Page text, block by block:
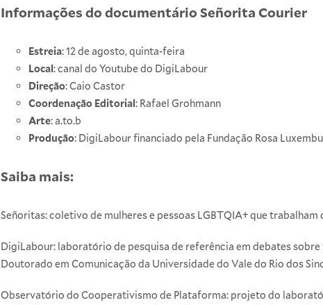
Informações do documentário Señorita Courier
Estreia: 12 de agosto, quinta-feira
Local:canal do Youtube do DigiLabour
Direção: Caio Castor
Coordenação Editorial: Rafael Grohmann
Arte: a.to.b
Produção: DigiLabour financiado pela Fundação Rosa
Saiba mais:
Señoritas: coletivo de mulheres e pessoas LGBTQIA+ que trabalham
DigiLabour: laboratório de pesquisa de referência em debates
Doutorado em Comunicação da Universidade do Vale do Rio dos
Observatório do Cooperativismo de Plataforma: projeto do